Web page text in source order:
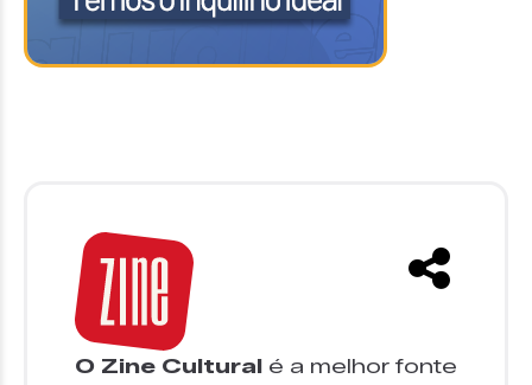
O Zine Cultural é a melhor fonte